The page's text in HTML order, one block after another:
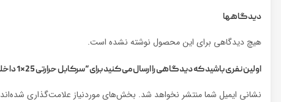
دیدگاهها
هیچ دیدگاهی برای این محصول نوشته نشده است.
اولین نفری باشید که دیدگاهی را ارسال می کنید برای “سرکابل حرارتی 25*1 داخلی گالا (پارس جلفا) 24 کیلو ولت با کابلشو مسی”
نشانی ایمیل شما منتشر نخواهد شد. بخش‌های موردنیاز علامت‌گذاری شده‌اند